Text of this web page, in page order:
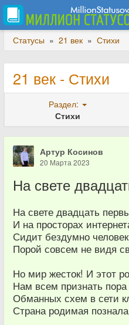
Статусы » 21 век » Стихи
21 век - Стихи
Раздел:
Стихи
Артур Косинов
20 Марта 2023
На свете
На свете двадцать
И на просторах
Сидит бездумно
Порой совсем не видя
Но мир жесток! И этот
Нам всем признать пора
Обманных схем в сети
Страна родимая